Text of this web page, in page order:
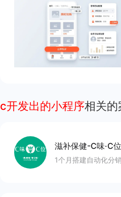
c开发出的小程序相关的
滋补保健-C味·C位
1个月搭建自动化分